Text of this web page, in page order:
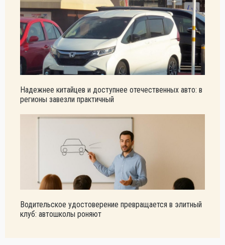
Надежнее китайцев и доступнее отечественных авто: в
регионы завезли практичный
Водительское удостоверение превращается в элитный
клуб: автошколы роняют